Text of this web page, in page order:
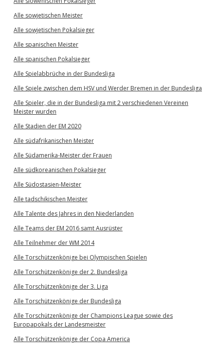
Alle sowjetischen Meister
Alle sowjetischen Pokalsieger
Alle spanischen Meister
Alle spanischen Pokalsieger
Alle Spielabbrüche in der Bundesliga
Alle Spiele zwischen dem HSV und Werder Bremen in der Bundesliga
Alle Spieler, die in der Bundesliga mit 2 verschiedenen Vereinen
Meister wurden
Alle Stadien der EM 2020
Alle südafrikanischen Meister
Alle Südamerika-Meister der Frauen
Alle südkoreanischen Pokalsieger
Alle Südostasien-Meister
Alle tadschikischen Meister
Alle Talente des Jahres in den Niederlanden
Alle Teams der EM 2016 samt Ausrüster
Alle Teilnehmer der WM 2014
Alle Torschützenkönige bei Olympischen Spielen
Alle Torschützenkönige der 2. Bundesliga
Alle Torschützenkönige der 3. Liga
Alle Torschützenkönige der Bundesliga
Alle Torschützenkönige der Champions League sowie des
Europapokals der Landesmeister
Alle Torschützenkönige der Copa America